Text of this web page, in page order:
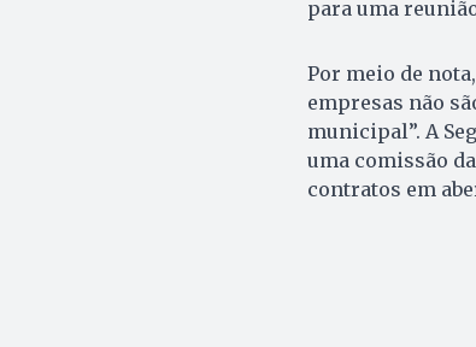
para uma
Por meio de
empresas não
municipal”. A
uma comissão
contratos em